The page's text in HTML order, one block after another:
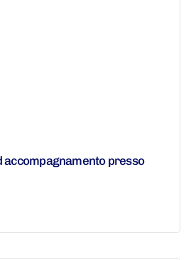
accompagnamento presso